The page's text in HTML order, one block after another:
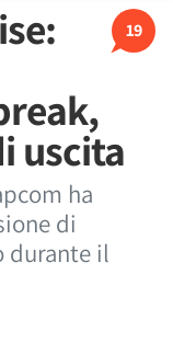
19
uscita
ha
di
durante il